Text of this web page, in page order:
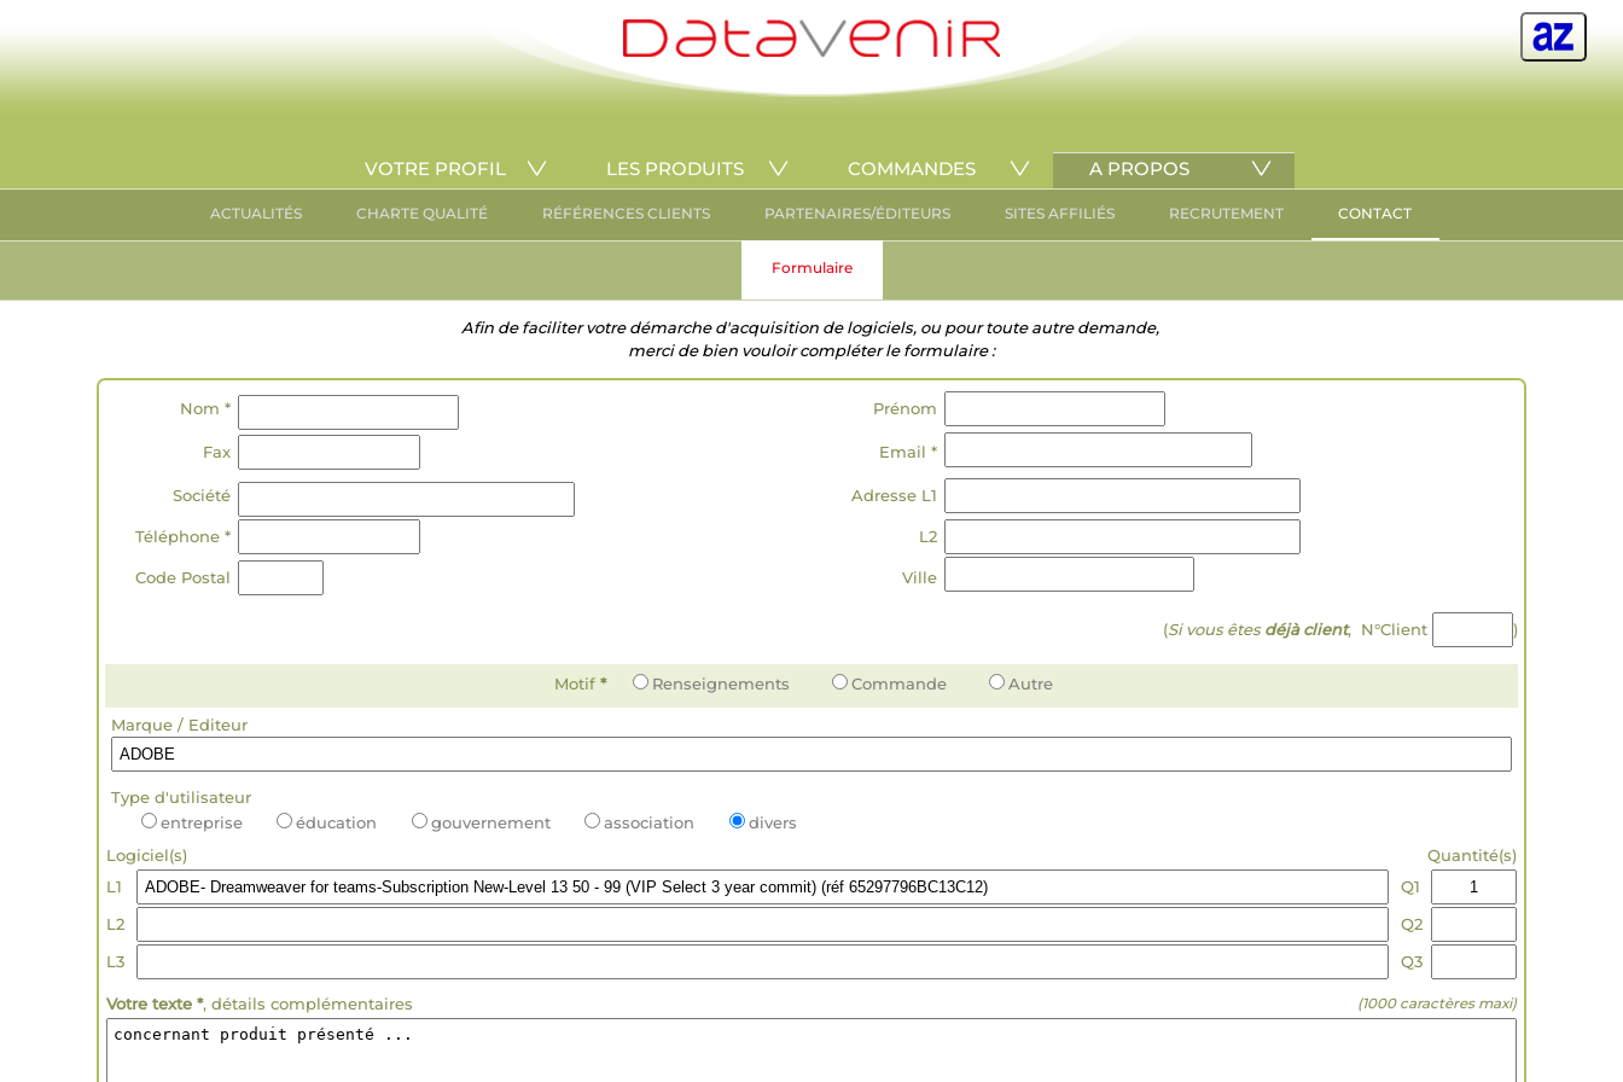
VOTRE PROFIL LES PRODUITS COMMANDES A PROPOS
ACTUALITÉS CHARTE QUALITÉ RÉFÉRENCES CLIENTS PARTENAIRES/ÉDITEURS SITES AFFILIÉS RECRUTEMENT CONTACT
Formulaire
Afin de faciliter votre démarche d'acquisition de logiciels, ou pour toute autre demande,
merci de bien vouloir compléter le formulaire :
Nom * Prénom
Fax Email *
Société Adresse L1
Téléphone * L2
Code Postal Ville
(Si vous êtesdéjà client, N°Client )
Motif * Renseignements Commande Autre
Marque / Editeur
Type d'utilisateur
entreprise
éducation gouvernement association
divers
Logiciel(s)
Quantité(s)
L1
Q1
L2
Q2
L3
Q3
Votre texte *, détails complémentaires (1000 caractères maxi)